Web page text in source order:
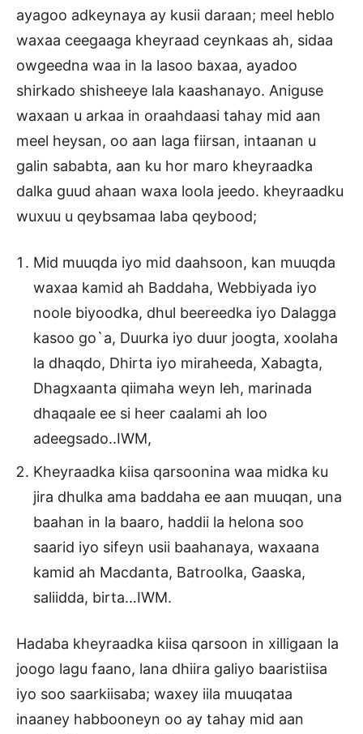
ayagoo adkeynaya ay kusii daraan; meel heblo
waxaa ceegaaga kheyraad ceynkaas ah, sidaa
owgeedna waa in la lasoo baxaa, ayadoo
shirkado shisheeye lala kaashanayo. Aniguse
waxaan u arkaa in oraahdaasi tahay mid aan
meel heysan, oo aan laga fiirsan, intaanan u
galin sababta, aan ku hor maro kheyraadka
dalka guud ahaan waxa loola jeedo. kheyraadku
wuxuu u qeybsamaa laba qeybood;
Mid muuqda iyo mid daahsoon, kan muuqda
waxaa kamid ah Baddaha, Webbiyada iyo
noole biyoodka, dhul beereedka iyo Dalagga
kasoo go`a, Duurka iyo duur joogta, xoolaha
la dhaqdo, Dhirta iyo miraheeda, Xabagta,
Dhagxaanta qiimaha weyn leh, marinada
dhaqaale ee si heer caalami ah loo
adeegsado..IWM,
Kheyraadka kiisa qarsoonina waa midka ku
jira dhulka ama baddaha ee aan muuqan, una
baahan in la baaro, haddii la helona soo
saarid iyo sifeyn usii baahanaya, waxaana
kamid ah Macdanta, Batroolka, Gaaska,
saliidda, birta…IWM.
Hadaba kheyraadka kiisa qarsoon in xilligaan la
joogo lagu faano, lana dhiira galiyo baaristiisa
iyo soo saarkiisaba; waxey iila muuqataa
inaaney habbooneyn oo ay tahay mid aan